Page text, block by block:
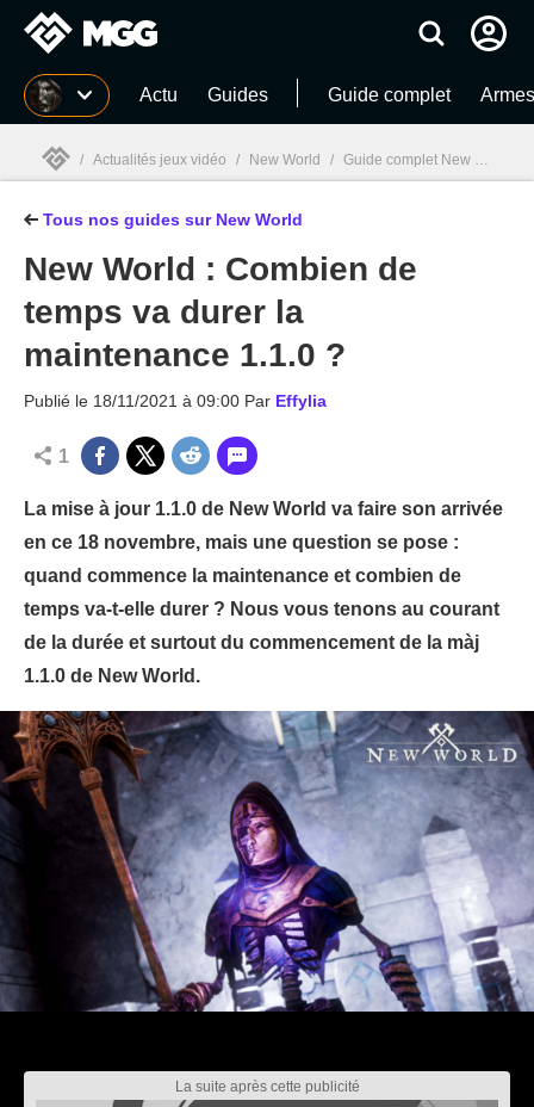
MGG Actu Guides Guide complet
MGG
/ Actualités jeux vidéo / New World / Guide complet New World : Armes, métiers, astuces... Tout sur le MMO version Aeternum
Tous nos guides sur New World
New World : Combien de
temps va durer la
maintenance 1.1.0 ?
Publié le 18/11/2021 à 09:00 Par Effylia
1
La mise à jour 1.1.0 de New World va faire son arrivée
en ce 18 novembre, mais une question se pose :
quand commence la maintenance et combien de
temps va-t-elle durer ? Nous vous tenons au courant
de la durée et surtout du commencement de la màj
1.1.0 de New World.